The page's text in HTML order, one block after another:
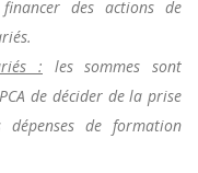
des actions de
: les sommes sont
de décider de la prise
de formation